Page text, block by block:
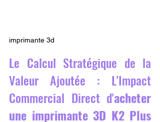
imprimante 3d
Le Calcul Stratégique de la
Valeur Ajoutée : L'Impact
Commercial Direct d'acheter
une imprimante 3D K2 Plus